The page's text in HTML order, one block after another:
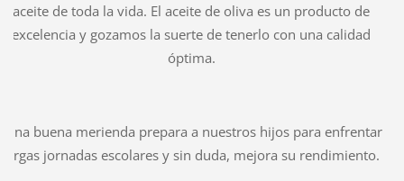
aceite de toda la vida. El aceite de oliva es un producto de
excelencia y gozamos la suerte de tenerlo con una calidad
óptima.
Una buena merienda prepara a nuestros hijos para enfrentar
largas jornadas escolares y sin duda, mejora su rendimiento.